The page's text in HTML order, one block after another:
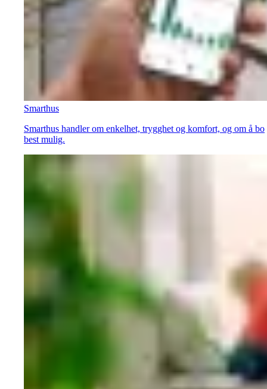
Smarthus
Smarthus handler om enkelhet, trygghet og komfort, og om å bo
best mulig.